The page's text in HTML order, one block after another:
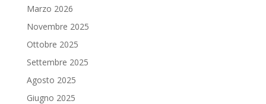
Marzo 2026
Novembre 2025
Ottobre 2025
Settembre 2025
Agosto 2025
Giugno 2025